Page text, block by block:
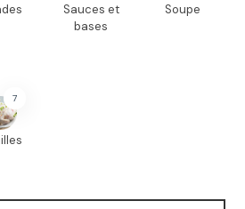
Sauces et
bases
Soupe
7